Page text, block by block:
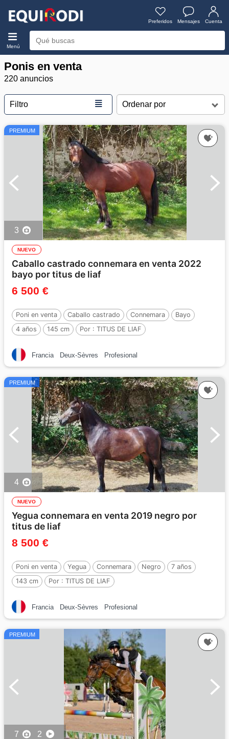
Preferidos Mensajes Cuenta
Menú
Ponis en venta
220 anuncios
Filtro ≣
PREMIUM
3
NUEVO
Caballo castrado connemara en venta 2022
bayo por titus de liaf
6 500 €
Poni en venta Caballo castrado Connemara
Bayo
4 años
145 cm Por : TITUS DE LIAF
Francia Deux-Sèvres Profesional
PREMIUM
4
NUEVO
Yegua connemara en venta 2019 negro por
titus de liaf
8 500 €
Poni en venta Yegua Connemara Negro
7 años
143 cm
Por : TITUS DE LIAF
Francia Deux-Sèvres Profesional
PREMIUM
7 2